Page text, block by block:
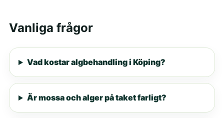
Vanliga frågor
Vad kostar algbehandling i Köping?
Är mossa och alger på taket farligt?